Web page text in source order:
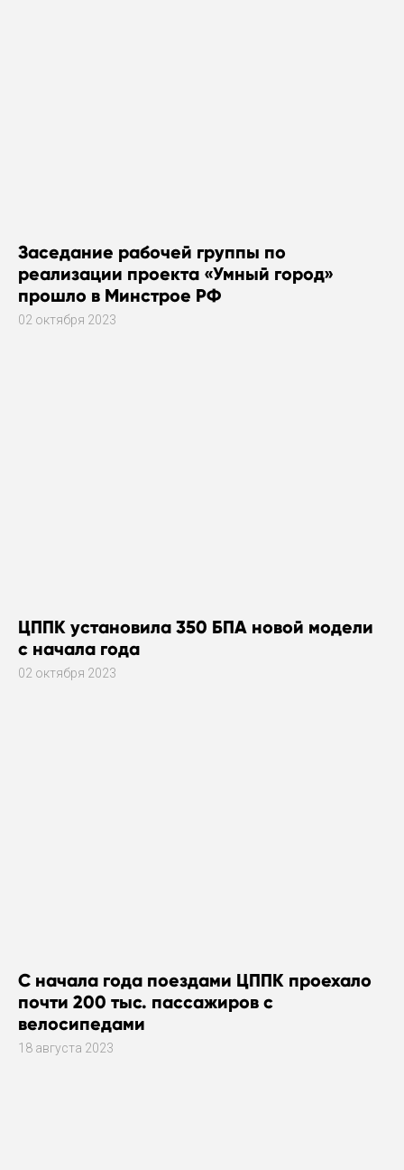
Заседание рабочей группы по
реализации проекта «Умный город»
прошло в Минстрое РФ
02 октября 2023
ЦППК установила 350 БПА новой модели
с начала года
02 октября 2023
С начала года поездами ЦППК проехало
почти 200 тыс. пассажиров с
велосипедами
18 августа 2023